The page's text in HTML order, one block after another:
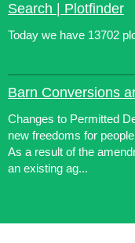
Search | Plotfinder
Today we have 13702
Barn Conversions
Changes to Permitted
new freedoms for
As a result of the
an existing ag...